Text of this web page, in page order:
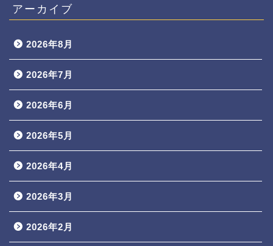
アーカイブ
2026年8月
2026年7月
2026年6月
2026年5月
2026年4月
2026年3月
2026年2月